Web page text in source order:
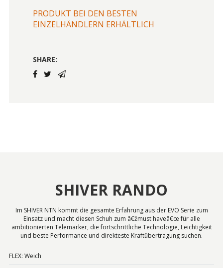
PRODUKT BEI DEN BESTEN
EINZELHÄNDLERN ERHÄLTLICH
SHARE:
SHIVER RANDO
Im SHIVER NTN kommt die gesamte Erfahrung aus der EVO Serie zum
Einsatz und macht diesen Schuh zum â€žmust haveâ€œ für alle
ambitionierten Telemarker, die fortschrittliche Technologie, Leichtigkeit
und beste Performance und direkteste Kraftübertragung suchen.
FLEX: Weich